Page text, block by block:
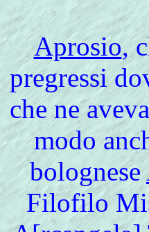
Aprosio,
pregressi
che ne
modo
bolognese
Filofilo